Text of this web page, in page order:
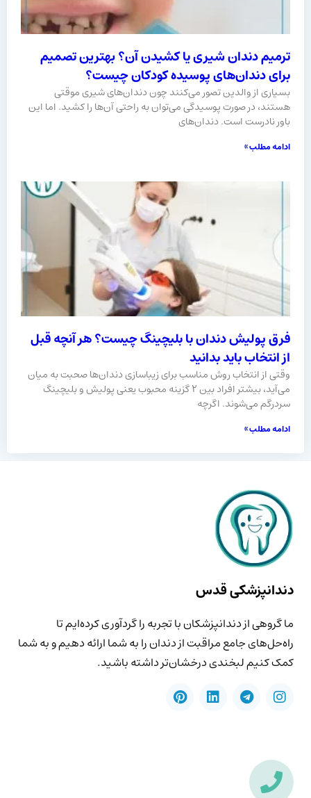
ترمیم دندان شیری یا کشیدن آن؟ بهترین تصمیم
برای دندان‌های پوسیده کودکان چیست؟
بسیاری از والدین تصور می‌کنند چون دندان‌های شیری موقتی
هستند، در صورت پوسیدگی می‌توان به‌ راحتی آن‌ها را کشید. اما این
باور نادرست است. دندان‌های
ادامه مطلب »
فرق پولیش دندان با بلیچینگ چیست؟ هر آنچه قبل
از انتخاب باید بدانید
وقتی از انتخاب روش مناسب برای زیباسازی دندان‌ها صحبت به میان
می‌آید، بیشتر افراد بین ۲ گزینه محبوب یعنی پولیش و بلیچینگ
سردرگم می‌شوند. اگرچه
ادامه مطلب »
دندانپزشکی قدس
ما گروهی از دندانپزشکان با تجربه را گردآوری کرده‌ایم تا
راه‌حل‌های جامع مراقبت از دندان را به شما ارائه دهیم و به شما
کمک کنیم لبخندی درخشان‌تر داشته باشید.